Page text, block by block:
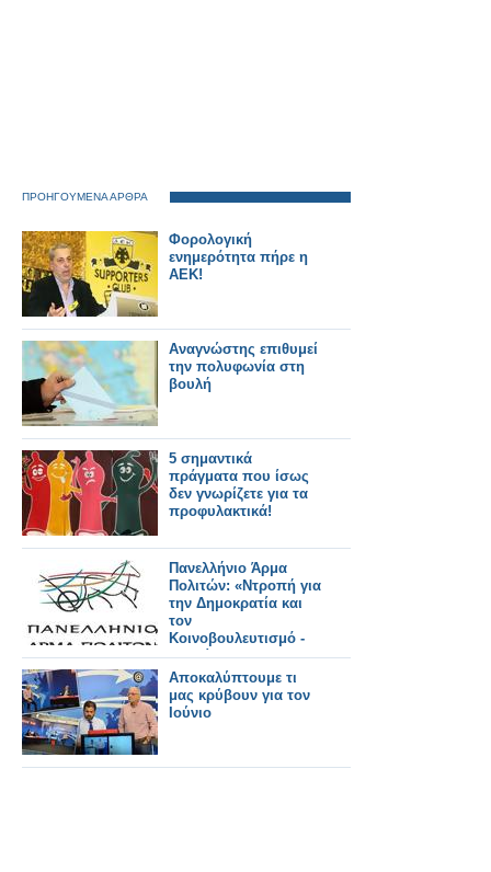
ΠΡΟΗΓΟΥΜΕΝΑ ΑΡΘΡΑ
Φορολογική
ενημερότητα πήρε η
ΑΕΚ!
Αναγνώστης επιθυμεί
την πολυφωνία στη
βουλή
5 σημαντικά
πράγματα που ίσως
δεν γνωρίζετε για τα
προφυλακτικά!
Πανελλήνιο Άρμα
Πολιτών: «Ντροπή για
την Δημοκρατία και
τον
Κοινοβουλευτισμό -
ευτελίζεται το
Πολίτευμα»
Αποκαλύπτουμε τι
μας κρύβουν για τον
Ιούνιο